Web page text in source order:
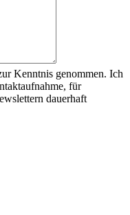
Kenntnis genommen. Ich
für
dauerhaft